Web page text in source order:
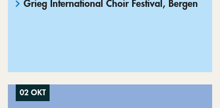
Grieg International Choir Festival, Bergen
02 OKT